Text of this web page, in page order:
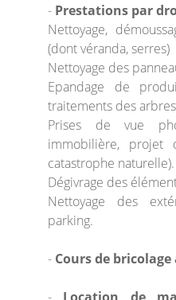
- Prestations par
Nettoyage,
(dont véranda, serres)
Nettoyage des
Epandage de
traitements des
Prises de vue
immobilière, projet
catastrophe naturelle).
Dégivrage des
Nettoyage des
parking.
- Cours de